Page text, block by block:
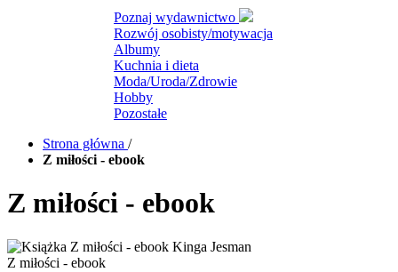
Poznaj wydawnictwo
Rozwój osobisty/motywacja
Albumy
Kuchnia i dieta
Moda/Uroda/Zdrowie
Hobby
Pozostałe
Strona główna /
Z miłości - ebook
Z miłości - ebook
Z miłości - ebook